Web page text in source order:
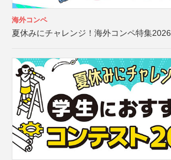
海外コンペ
夏休みにチャレンジ！海外コンペ特集2026